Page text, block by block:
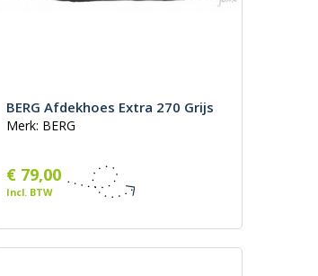
BERG Afdekhoes Extra 270 Grijs
Merk: BERG
€ 79,00
Incl. BTW